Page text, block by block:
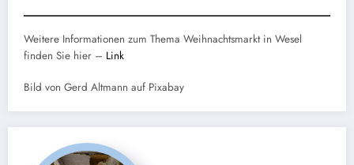
Weitere Informationen zum Thema Weihnachtsmarkt in Wesel
finden Sie hier – Link
Bild von Gerd Altmann auf Pixabay